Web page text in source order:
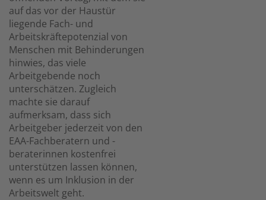
auf das vor der Haustür
liegende Fach- und
Arbeitskräftepotenzial von
Menschen mit Behinderungen
hinwies, das viele
Arbeitgebende noch
unterschätzen. Zugleich
machte sie darauf
aufmerksam, dass sich
Arbeitgeber jederzeit von den
EAA-Fachberatern und -
beraterinnen kostenfrei
unterstützen lassen können,
wenn es um Inklusion in der
Arbeitswelt geht.